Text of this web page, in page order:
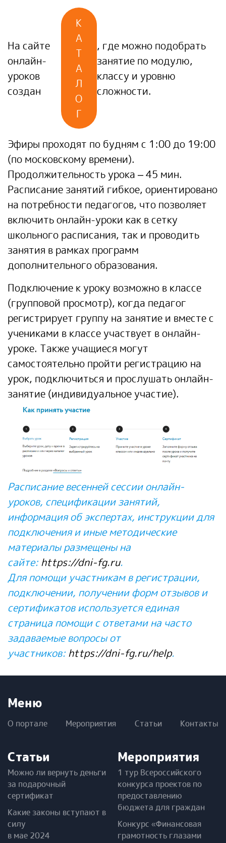
На сайте
онлайн-
уроков
создан
К
А
Т
А
Л
О
Г
, где можно подобрать
занятие по модулю,
классу и уровню
сложности.
Эфиры проходят по будням с 1:00 до 19:00
(по московскому времени).
Продолжительность урока – 45 мин.
Расписание занятий гибкое, ориентировано
на потребности педагогов, что позволяет
включить онлайн-уроки как в сетку
школьного расписания, так и проводить
занятия в рамках программ
дополнительного образования.
Подключение к уроку возможно в классе
(групповой просмотр), когда педагог
регистрирует группу на занятие и вместе с
учениками в классе участвует в онлайн-
уроке. Также учащиеся могут
самостоятельно пройти регистрацию на
урок, подключиться и прослушать онлайн-
занятие (индивидуальное участие).
Расписание весенней сессии онлайн-
уроков, спецификации занятий,
информация об экспертах, инструкции для
подключения и иные методические
материалы размещены на
сайте: https://dni-fg.ru.
Для помощи участникам в регистрации,
подключении, получении форм отзывов и
сертификатов используется единая
страница помощи с ответами на часто
задаваемые вопросы от
участников: https://dni-fg.ru/help.
Меню
О портале Мероприятия Статьи Контакты
Статьи
Можно ли вернуть деньги
за подарочный
сертификат
Какие законы вступают в
силу
в мае 2024
Мероприятия
1 тур Всероссийского
конкурса проектов по
предоставлению
бюджета для граждан
Конкурс «Финансовая
грамотность глазами